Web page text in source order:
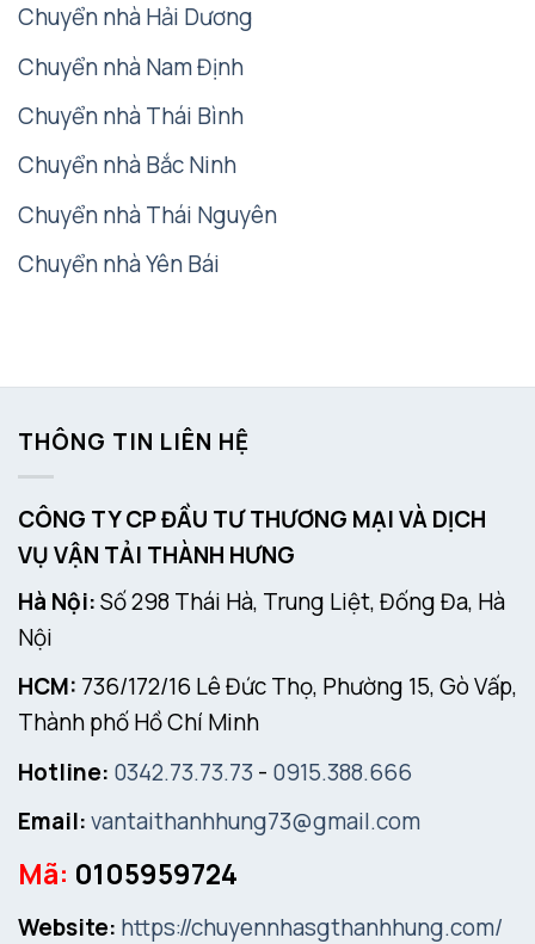
Chuyển nhà Hải Dương
Chuyển nhà Nam Định
Chuyển nhà Thái Bình
Chuyển nhà Bắc Ninh
Chuyển nhà Thái Nguyên
Chuyển nhà Yên Bái
THÔNG TIN LIÊN HỆ
CÔNG TY CP ĐẦU TƯ THƯƠNG MẠI VÀ DỊCH
VỤ VẬN TẢI THÀNH HƯNG
Hà Nội:Số 298 Thái Hà, Trung Liệt, Đống Đa, Hà
Nội
HCM: 736/172/16 Lê Đức Thọ, Phường 15, Gò Vấp,
Thành phố Hồ Chí Minh
Hotline: 0342.73.73.73- 0915.388.666
Email:vantaithanhhung73@gmail.com
Mã: 0105959724
Website: https://chuyennhasgthanhhung.com/